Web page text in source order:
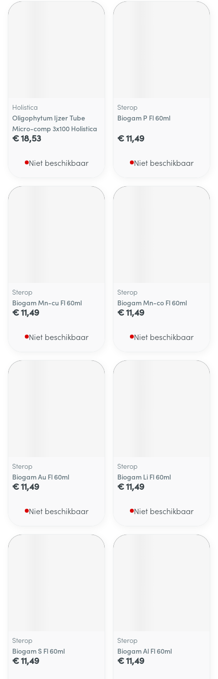
Holistica
Oligophytum Ijzer Tube
Micro-comp 3x100 Holistica
€ 18,53
Niet beschikbaar
Sterop
Biogam P Fl 60ml
€ 11,49
Niet beschikbaar
Sterop
Biogam Mn-cu Fl 60ml
€ 11,49
Niet beschikbaar
Sterop
Biogam Mn-co Fl 60ml
€ 11,49
Niet beschikbaar
Sterop
Biogam Au Fl 60ml
€ 11,49
Niet beschikbaar
Sterop
Biogam Li Fl 60ml
€ 11,49
Niet beschikbaar
Sterop
Biogam S Fl 60ml
€ 11,49
Sterop
Biogam Al Fl 60ml
€ 11,49